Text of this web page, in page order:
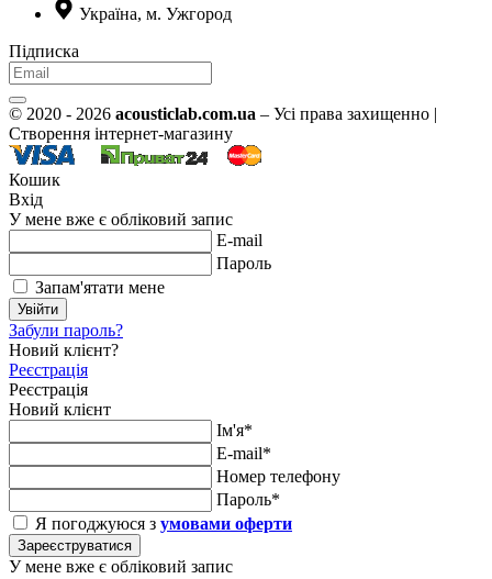
Україна, м. Ужгород
Підписка
© 2020 - 2026 acousticlab.com.ua – Усі права захищенно |
Створення інтернет-магазину
Кошик
Вхід
У мене вже є обліковий запис
E-mail
Пароль
Запам'ятати мене
Увійти
Забули пароль?
Новий клієнт?
Реєстрація
Реєстрація
Новий клієнт
Ім'я*
E-mail*
Номер телефону
Пароль*
Я погоджуюся з умовами оферти
Зареєструватися
У мене вже є обліковий запис